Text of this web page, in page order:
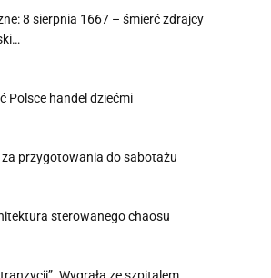
8 sierpnia 1667 – śmierć zdrajcy
Polsce handel dziećmi
przygotowania do sabotażu
sterowanego chaosu